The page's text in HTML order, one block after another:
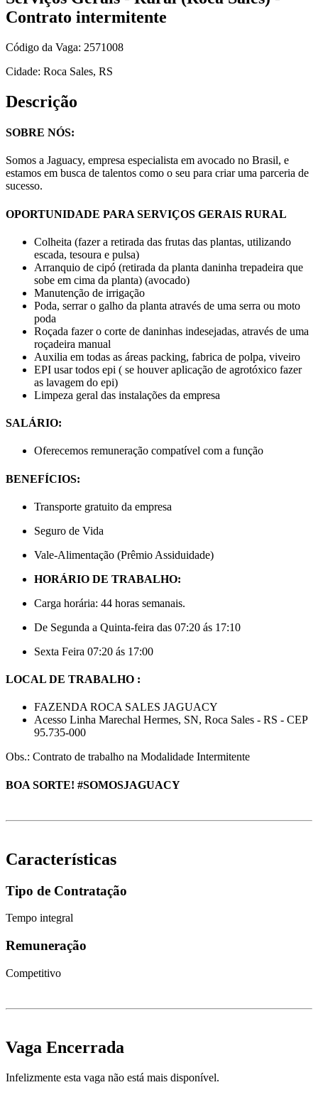
Contrato intermitente
Código da Vaga: 2571008
Cidade: Roca Sales, RS
Descrição
SOBRE NÓS:
Somos a Jaguacy, empresa especialista em avocado no Brasil, e
estamos em busca de talentos como o seu para criar uma parceria de
sucesso.
OPORTUNIDADE PARA SERVIÇOS GERAIS RURAL
Colheita (fazer a retirada das frutas das plantas, utilizando
escada, tesoura e pulsa)
Arranquio de cipó (retirada da planta daninha trepadeira que
sobe em cima da planta) (avocado)
Manutenção de irrigação
Poda, serrar o galho da planta através de uma serra ou moto
poda
Roçada fazer o corte de daninhas indesejadas, através de uma
roçadeira manual
Auxilia em todas as áreas packing, fabrica de polpa, viveiro
EPI usar todos epi ( se houver aplicação de agrotóxico fazer
as lavagem do epi)
Limpeza geral das instalações da empresa
SALÁRIO:
Oferecemos remuneração compatível com a função
BENEFÍCIOS:
Transporte gratuito da empresa
Seguro de Vida
Vale-Alimentação (Prêmio Assiduidade)
HORÁRIO DE TRABALHO:
Carga horária: 44 horas semanais.
De Segunda a Quinta-feira das 07:20 ás 17:10
Sexta Feira 07:20 ás 17:00
LOCAL DE TRABALHO :
FAZENDA ROCA SALES JAGUACY
Acesso Linha Marechal Hermes, SN, Roca Sales - RS - CEP
95.735-000
Obs.: Contrato de trabalho na Modalidade Intermitente
BOA SORTE! #SOMOSJAGUACY
Características
Tipo de Contratação
Tempo integral
Remuneração
Competitivo
Vaga Encerrada
Infelizmente esta vaga não está mais disponível.